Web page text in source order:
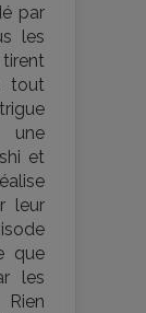
par
les
tout
et
leur
que
les